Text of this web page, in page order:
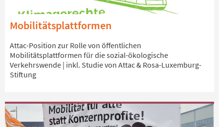
Mobilitätsplattformen
Attac-Position zur Rolle von öffentlichen
Mobilitätsplattformen für die sozial-ökologische
Verkehrswende | inkl. Studie von Attac & Rosa-Luxemburg-
Stiftung